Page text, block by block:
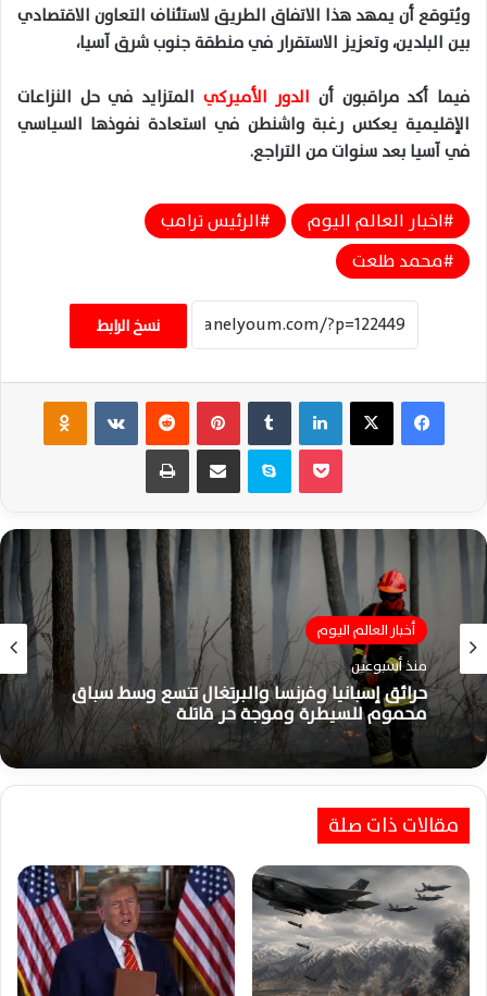
ويُتوقع أن يمهد هذا الاتفاق الطريق لاستئناف التعاون الاقتصادي
بين البلدين، وتعزيز الاستقرار في منطقة جنوب شرق آسيا،
فيما أكد مراقبون أنالدور الأميركي المتزايد في حل النزاعات
الإقليمية يعكس رغبة واشنطن في استعادة نفوذها السياسي
في آسيا بعد سنوات من التراجع.
اخبار العالم اليوم
الرئيس ترامب
محمد طلعت
نسخ الرابط
فيسبوك ‫X لينكدإن بينتيريست ‏VKontakte
سكايب مشاركة عبر البريد طباعة
أخبار العالم اليوم
منذ أسبوعين
حرائق إسبانيا وفرنسا والبرتغال تتسع وسط سباق
محموم للسيطرة وموجة حر قاتلة
مقالات ذات صلة